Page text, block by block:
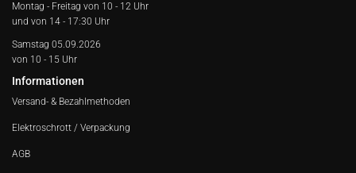
Montag - Freitag von 10 - 12 Uhr
und von 14 - 17:30 Uhr
Samstag 05.09.2026
von 10 - 15 Uhr
Informationen
Versand- & Bezahlmethoden
Elektroschrott / Verpackung
AGB